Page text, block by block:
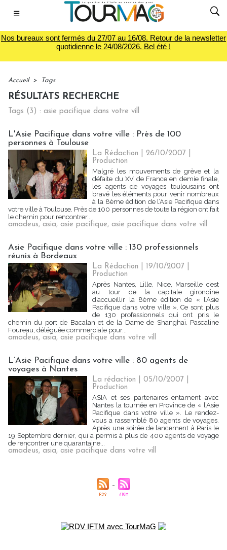
☰
Nos bureaux sont fermés du 27/07 au 16/08. Retour de la newsletter
quotidienne le 24/08/2026. Bel été !
Accueil > Tags
RÉSULTATS RECHERCHE
Tags (3) : asie pacifique dans votre vill
L'Asie Pacifique dans votre ville : Près de 100
personnes à Toulouse
La Rédaction | 26/10/2007
Production
Malgré les mouvements de grève et la
défaite du XV de France en demie finale,
les agents de voyages toulousains ont
bravé les éléments pour venir nombreux
à la 8ème édition de l’Asie Pacifique dans
votre ville à Toulouse. Près de 100 personnes de toute la région ont fait
le chemin pour rencontrer...
amadeus, asia, asie pacifique, asie pacifique dans votre vill
Asie Pacifique dans votre ville : 130 professionnels
réunis à Bordeaux
La Rédaction | 19/10/2007
Production
Après Nantes, Lille, Nice, Marseille c’est
au tour de la capitale girondine
d’accueillir la 8ème édition de « l’Asie
Pacifique dans votre ville ». Ce sont plus
de 130 professionnels qui ont pris le
chemin du port de Bacalan et de la Dame de Shanghaï. Pascaline
Foureau, déléguée commerciale pour...
amadeus, asia, asie pacifique dans votre vill
L’Asie Pacifique dans votre ville : 80 agents de
voyages à Nantes
La rédaction | 05/10/2007
Production
ASIA et ses partenaires entament avec
Nantes la tournée en Province de « l’Asie
Pacifique dans votre ville ». Le rendez-
vous a rassemblé 80 agents de voyages.
Après une soirée de lancement à Paris le
19 Septembre dernier, qui a permis à plus de 400 agents de voyage
de rencontrer une quarantaine...
amadeus, asia, asie pacifique dans votre vill